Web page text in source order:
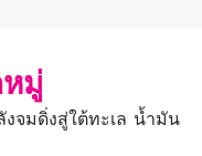
มู่
งจมดิ่งสู่ใต้ทะเล น้ำมัน